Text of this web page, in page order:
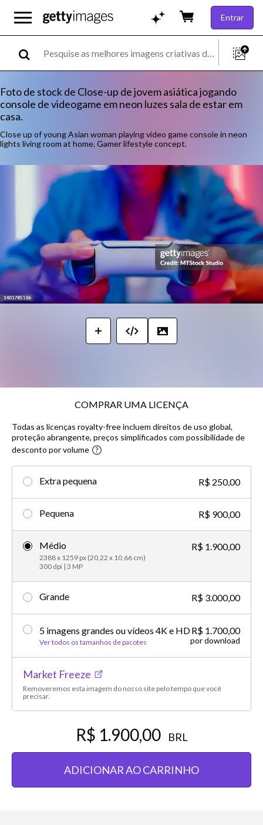
Entrar
Foto de stock de Close-up de jovem asiática jogando
console de videogame em neon luzes sala de estar em
casa.
Close up of young Asian woman playing video game console in neon
lights living room at home. Gamer lifestyle concept.
COMPRAR UMA LICENÇA
Todas as licenças royalty-free incluem direitos de uso global,
proteção abrangente, preços simplificados com possibilidade de
desconto por volume​
Extra pequena R$ 250,00
Pequena R$ 900,00
Médio
2388 x 1259 px (20,22 x 10,66 cm)
300 dpi | 3 MP
R$ 1.900,00
Grande R$ 3.000,00
5 imagens grandes ou vídeos 4K e HD
Ver todos os tamanhos de pacotes
R$ 1.700,00
por download
Market Freeze
Removeremos esta imagem do nosso site pelo tempo que você
precisar.
R$ 1.900,00 BRL
ADICIONAR AO CARRINHO